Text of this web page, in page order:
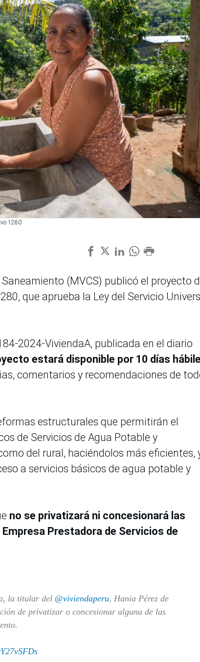
1280
(MVCS) publicó el proyecto
que aprueba la Ley del Servicio
2024-ViviendaA, publicada en el diario
estará disponible por 10 días
comentarios y recomendaciones de
estructurales que permitirán el
de Servicios de Agua Potable y
del rural, haciéndolos más eficientes,
a servicios básicos de agua potable y
no se privatizará ni concesionará las
Prestadora de Servicios de
la titular del @viviendaperu, Hania Pérez de
de privatizar o concesionar alguna de las